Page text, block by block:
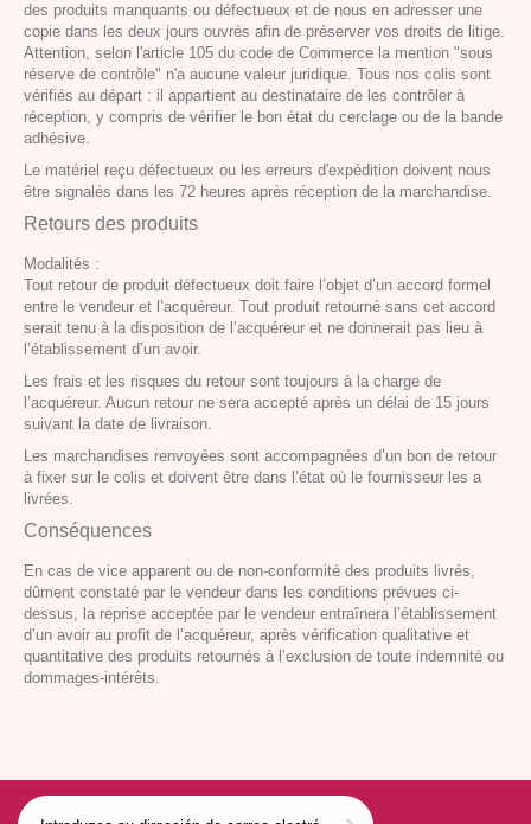
des produits manquants ou défectueux et de nous en adresser une
copie dans les deux jours ouvrés afin de préserver vos droits de litige.
Attention, selon l'article 105 du code de Commerce la mention "sous
réserve de contrôle" n'a aucune valeur juridique. Tous nos colis sont
vérifiés au départ : il appartient au destinataire de les contrôler à
réception, y compris de vérifier le bon état du cerclage ou de la bande
adhésive.
Le matériel reçu défectueux ou les erreurs d'expédition doivent nous
être signalés dans les 72 heures après réception de la marchandise.
Retours des produits
Modalités :
Tout retour de produit défectueux doit faire l’objet d’un accord formel
entre le vendeur et l’acquéreur. Tout produit retourné sans cet accord
serait tenu à la disposition de l’acquéreur et ne donnerait pas lieu à
l’établissement d’un avoir.
Les frais et les risques du retour sont toujours à la charge de
l’acquéreur. Aucun retour ne sera accepté après un délai de 15 jours
suivant la date de livraison.
Les marchandises renvoyées sont accompagnées d’un bon de retour
à fixer sur le colis et doivent être dans l’état où le fournisseur les a
livrées.
Conséquences
En cas de vice apparent ou de non-conformité des produits livrés,
dûment constaté par le vendeur dans les conditions prévues ci-
dessus, la reprise acceptée par le vendeur entraînera l’établissement
d’un avoir au profit de l’acquéreur, après vérification qualitative et
quantitative des produits retournés à l’exclusion de toute indemnité ou
dommages-intérêts.